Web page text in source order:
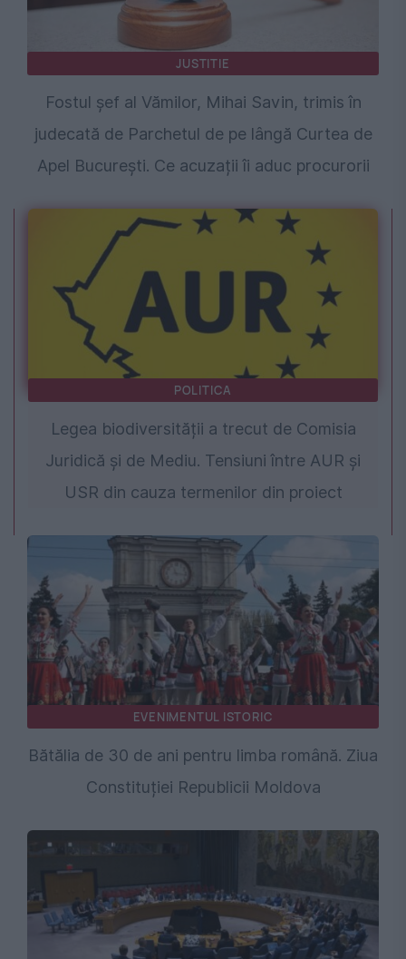
JUSTITIE
Fostul șef al Vămilor, Mihai Savin, trimis în
judecată de Parchetul de pe lângă Curtea de
Apel București. Ce acuzații îi aduc procurorii
POLITICA
Legea biodiversității a trecut de Comisia
Juridică și de Mediu. Tensiuni între AUR și
USR din cauza termenilor din proiect
EVENIMENTUL ISTORIC
Bătălia de 30 de ani pentru limba română. Ziua
Constituției Republicii Moldova